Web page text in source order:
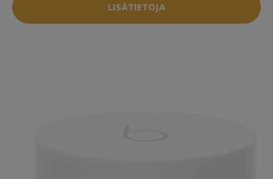
LISÄTIETOJA